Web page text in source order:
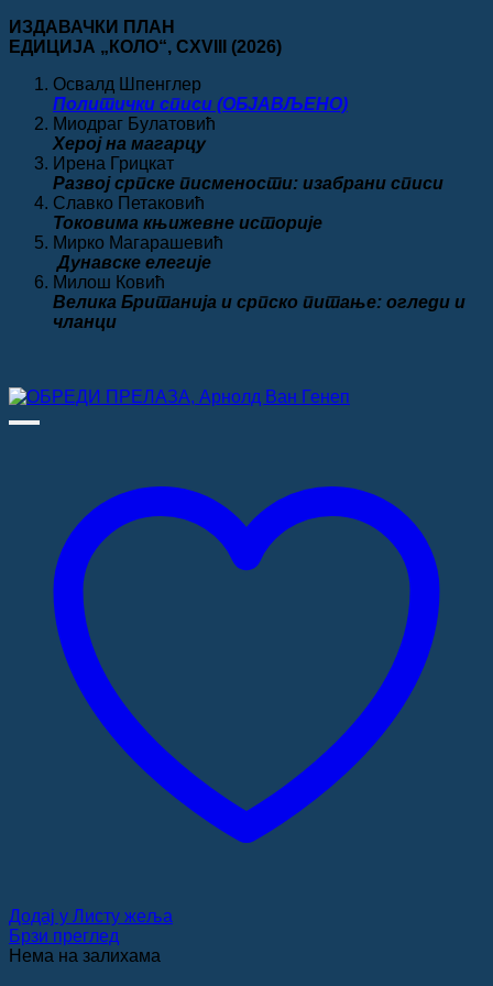
је
била:
је:
500.00 рсд.
ИЗДАВАЧКИ ПЛАН
ЕДИЦИЈА „КОЛО“, CXVIII
(2026)
Освалд Шпенглер
Политички списи (ОБЈАВЉЕНО)
Миодраг Булатовић
Херој на магарцу
Ирена Грицкат
Развој српске писмености: изабрани списи
Славко Петаковић
Токовима књижевне историје
Мирко Магарашевић
Дунавске елегије
Милош Ковић
Велика Британија и српско питање: огледи и
чланци
Додај у Листу жеља
Брзи преглед
Нема на залихама